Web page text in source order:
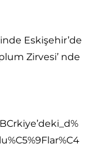
Eskişehir’de
Zirvesi’ nde